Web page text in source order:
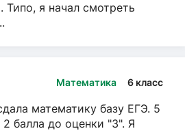
Типо, я начал смотреть
Математика 6 класс
математику базу ЕГЭ. 5
балла до оценки "3". Я